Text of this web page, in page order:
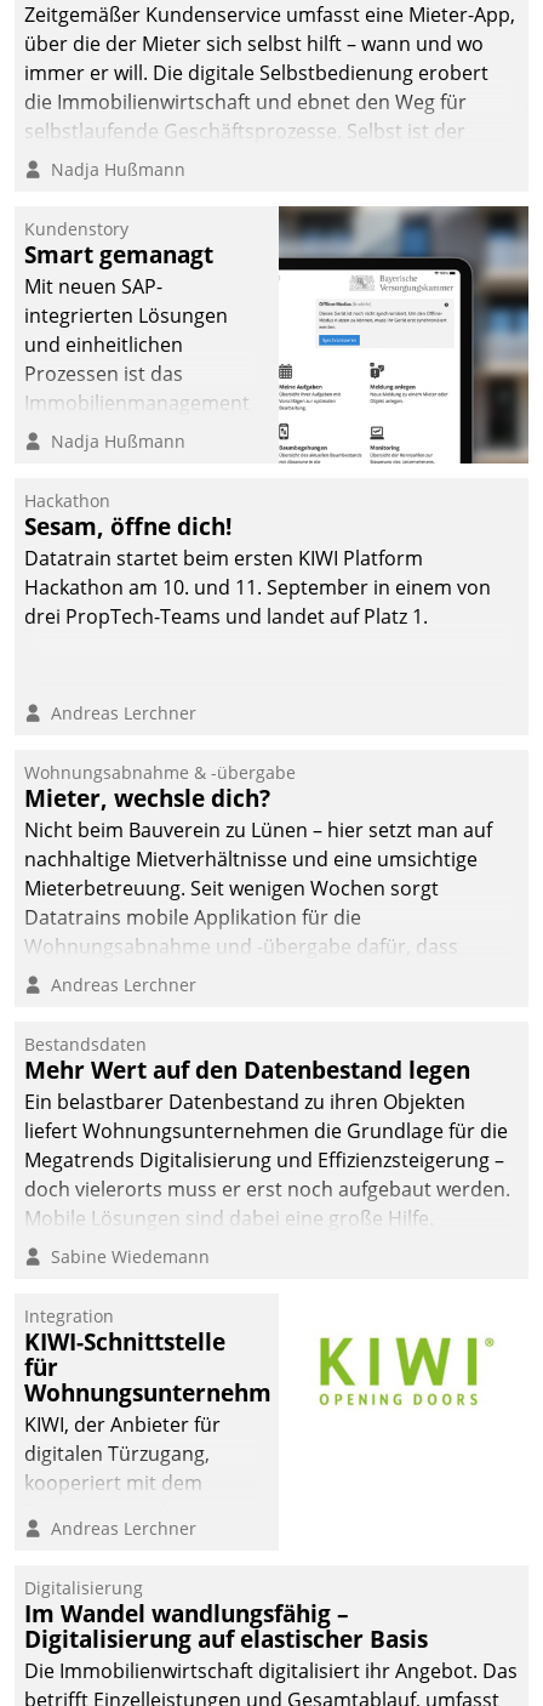
Zeitgemäßer Kundenservice umfasst eine Mieter-App,
über die der Mieter sich selbst hilft – wann und wo
immer er will. Die digitale Selbstbedienung erobert
die Immobilienwirtschaft und ebnet den Weg für
selbstlaufende Geschäftsprozesse. Selbst ist der
Kunde und smart der Serviceanbieter.
Nadja Hußmann
Kundenstory
Smart gemanagt
Mit neuen SAP-
integrierten Lösungen
und einheitlichen
Prozessen ist das
Immobilienmanagement
der Bayerischen
Ressort Kapitalanlage für
künftige Aufgaben und
Herausforderungen
gerüstet.
Nadja Hußmann
Hackathon
Sesam, öffne dich!
Datatrain startet beim ersten KIWI Platform
Hackathon am 10. und 11. September in einem von
drei PropTech-Teams und landet auf Platz 1.
Andreas Lerchner
Wohnungsabnahme & -übergabe
Mieter, wechsle dich?
Nicht beim Bauverein zu Lünen – hier setzt man auf
nachhaltige Mietverhältnisse und eine umsichtige
Mieterbetreuung. Seit wenigen Wochen sorgt
Datatrains mobile Applikation für die
Wohnungsabnahme und -übergabe dafür, dass
Mieter wohlgeordnet kommen und, so es sein muss,
Andreas Lerchner
Bestandsdaten
Mehr Wert auf den Datenbestand legen
Ein belastbarer Datenbestand zu ihren Objekten
liefert Wohnungsunternehmen die Grundlage für die
Megatrends Digitalisierung und Effizienzsteigerung –
doch vielerorts muss er erst noch aufgebaut werden.
Mobile Lösungen sind dabei eine große Hilfe.
Sabine Wiedemann
Integration
KIWI-Schnittstelle
für
Wohnungsunternehmen
KIWI, der Anbieter für
digitalen Türzugang,
kooperiert mit dem
Softwareentwicklungshaus
Andreas Lerchner
Digitalisierung
Im Wandel wandlungsfähig –
Digitalisierung auf elastischer Basis
Die Immobilienwirtschaft digitalisiert ihr Angebot. Das
betrifft Einzelleistungen und Gesamtablauf, umfasst